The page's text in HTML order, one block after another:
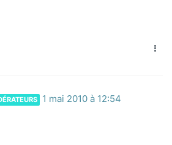
1 mai 2010 à 12:54